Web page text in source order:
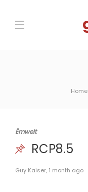
Home
Ëmwelt
RCP8.5
Guy Kaiser, 1 month ago